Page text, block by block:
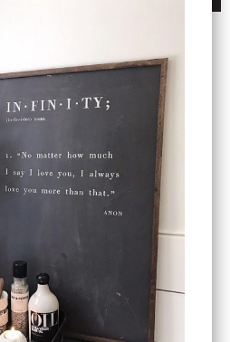
Star Trading
Bordslampa Mushroom
vit, Utomhus
499 kr
INFO